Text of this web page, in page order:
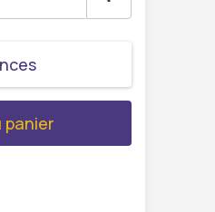
panier